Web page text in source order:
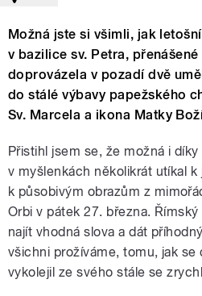
Možná jste si všimli, jak
v bazilice sv. Petra,
doprovázela v pozadí dvě
do stálé výbavy papežského
Sv. Marcela a ikona Matky
Přistihl jsem se, že možná i
v myšlenkách několikrát utíkal k
k působivým obrazům z
Orbi v pátek 27. března.
najít vhodná slova a dát
všichni prožíváme, tomu, jak se
vykolejil ze svého stále se